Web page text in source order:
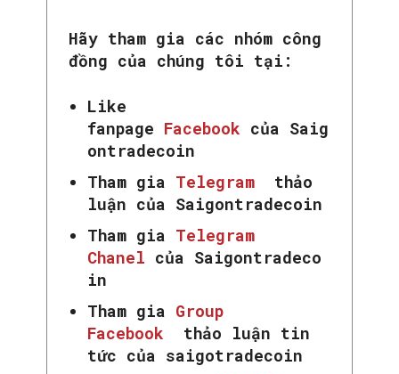
Hãy tham gia các nhóm công
đồng của chúng tôi tại:
Like
fanpage Facebook của Saig
ontradecoin
Tham gia Telegram
thảo
luận của Saigontradecoin
Tham gia Telegram
Chanel của Saigontradeco
in
Tham gia Group
Facebook
thảo luận tin
tức của saigotradecoin